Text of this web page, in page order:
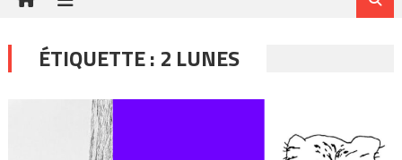
ÉTIQUETTE : 2 LUNES